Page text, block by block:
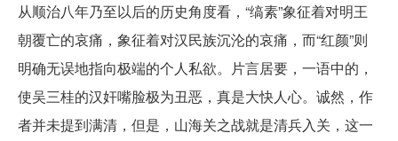
从顺治八年乃至以后的历史角度看，“缟素”象征着对明王
朝覆亡的哀痛，象征着对汉民族沉沦的哀痛，而“红颜”则
明确无误地指向极端的个人私欲。片言居要，一语中的，
使吴三桂的汉奸嘴脸极为丑恶，真是大快人心。诚然，作
者并未提到满清，但是，山海关之战就是清兵入关，这一